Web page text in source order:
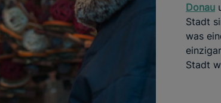
Donau
Stadt
was
Stadt